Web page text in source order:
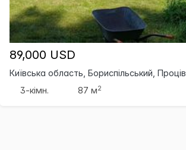
89,000 USD
Київська область, Бориспільський, Проців
3-кімн.
87 м2